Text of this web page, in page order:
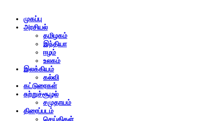
முகப்பு
அரசியல்
தமிழகம்
இந்தியா
ஈழம்
உலகம்
இலக்கியம்
கல்வி
கட்டுரைகள்
சுற்றுச்சூழல்
சமுதாயம்
திரைப்படம்
செய்திகள்